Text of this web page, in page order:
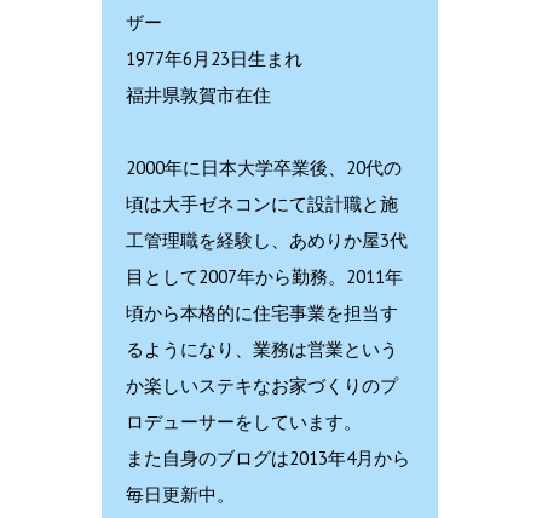
ザー
1977年6月23日生まれ
福井県敦賀市在住
2000年に日本大学卒業後、20代の
頃は大手ゼネコンにて設計職と施
工管理職を経験し、あめりか屋3代
目として2007年から勤務。2011年
頃から本格的に住宅事業を担当す
るようになり、業務は営業という
か楽しいステキなお家づくりのプ
ロデューサーをしています。
また自身のブログは2013年4月から
毎日更新中。